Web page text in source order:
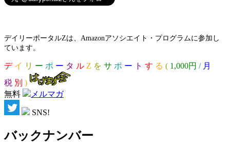
デイリーポータルZは、Amazonアソシエイト・プログラムに参加し
ています。
デ イ リ ー ポ ー タ ル Z を サ ポ ー ト す る ( 1,000円 / 月
税 別 )
無料
メルマガ
SNS!
バックナンバー